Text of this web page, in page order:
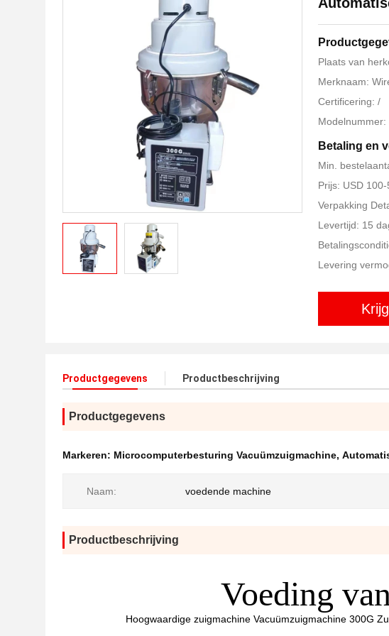
Plaats van
Merknaam:
Certificering: /
Modelnummer:
Betaling en
Min.
Prijs: USD
Verpakking
Levertijd: 15
Levering
Productgegevens Productbeschrijving
Productgegevens
Markeren: Microcomputerbesturing Vacuümzuigmachine,
Naam: voedende machine
Productbeschrijving
Voeding
Hoogwaardige zuigmachine Vacuümzuigmachine 300G